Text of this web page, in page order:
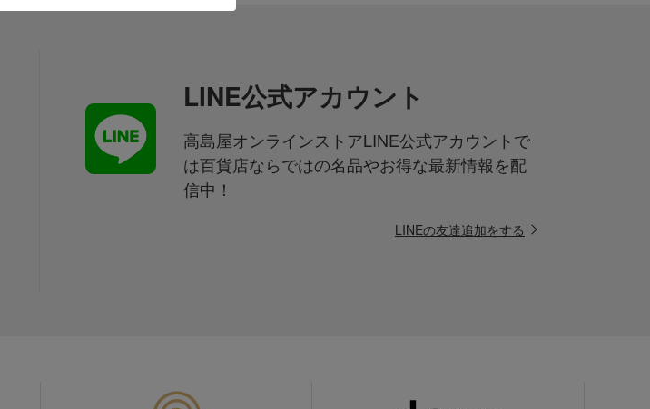
LINE公式アカウント
高島屋オンラインストアLINE公式アカウントで
は百貨店ならではの名品やお得な最新情報を配
信中！
LINEの友達追加をする